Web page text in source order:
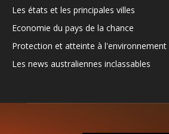
Les états et les principales villes
Economie du pays de la chance
Protection et atteinte à l'environnement
Les news australiennes inclassables